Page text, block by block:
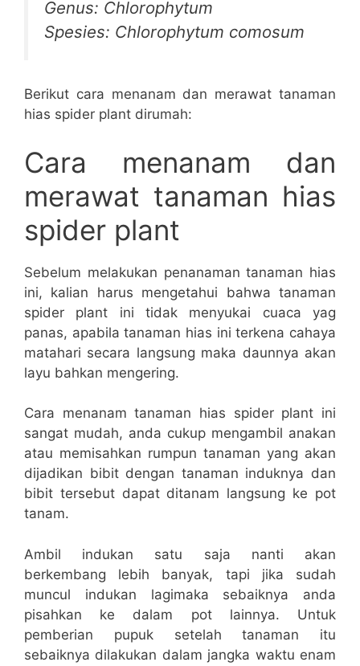
Genus: Chlorophytum
Spesies: Chlorophytum comosum
Berikut cara menanam dan merawat tanaman
hias spider plant dirumah:
Cara menanam dan
merawat tanaman hias
spider plant
Sebelum melakukan penanaman tanaman hias
ini, kalian harus mengetahui bahwa tanaman
spider plant ini tidak menyukai cuaca yag
panas, apabila tanaman hias ini terkena cahaya
matahari secara langsung maka daunnya akan
layu bahkan mengering.
Cara menanam tanaman hias spider plant ini
sangat mudah, anda cukup mengambil anakan
atau memisahkan rumpun tanaman yang akan
dijadikan bibit dengan tanaman induknya dan
bibit tersebut dapat ditanam langsung ke pot
tanam.
Ambil indukan satu saja nanti akan
berkembang lebih banyak, tapi jika sudah
muncul indukan lagimaka sebaiknya anda
pisahkan ke dalam pot lainnya. Untuk
pemberian pupuk setelah tanaman itu
sebaiknya dilakukan dalam jangka waktu enam